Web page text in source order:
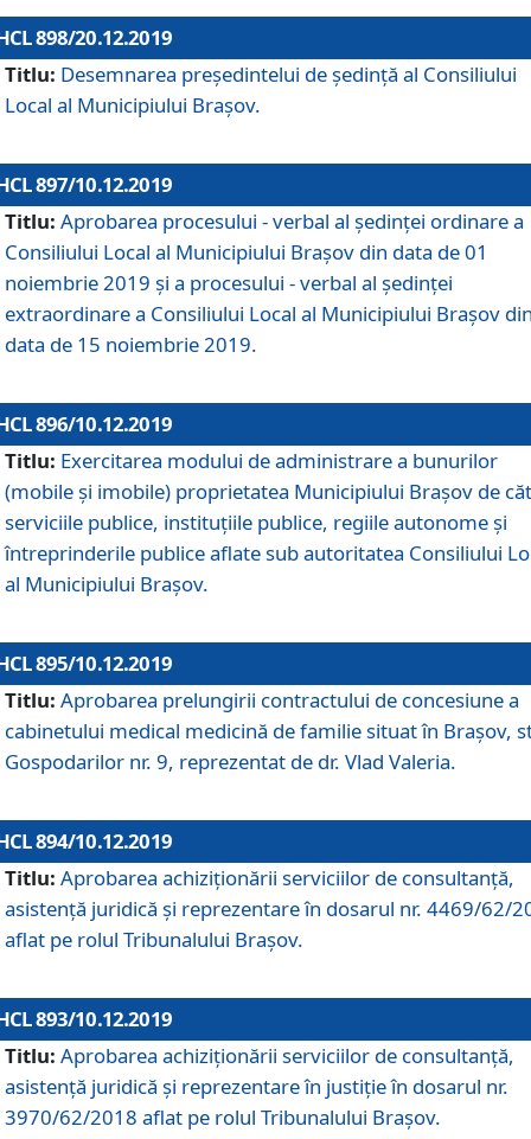
898/20.12.2019
Titlu: Desemnarea preşedintelui de şedinţă al Consiliului
Local al Municipiului Braşov.
897/10.12.2019
Titlu: Aprobarea procesului - verbal al şedinţei ordinare a
Consiliului Local al Municipiului Brașov din data de 01
noiembrie 2019 și a procesului - verbal al ședinței
extraordinare a Consiliului Local al Municipiului Brașov
data de 15 noiembrie 2019.
896/10.12.2019
Titlu: Exercitarea modului de administrare a bunurilor
(mobile și imobile) proprietatea Municipiului Brașov de
serviciile publice, instituțiile publice, regiile autonome și
întreprinderile publice aflate sub autoritatea Consiliului
al Municipiului Brașov.
895/10.12.2019
Titlu: Aprobarea prelungirii contractului de concesiune a
cabinetului medical medicină de familie situat în Braşov,
Gospodarilor nr. 9, reprezentat de dr. Vlad Valeria.
894/10.12.2019
Titlu: Aprobarea achiziţionării serviciilor de consultanţă,
asistenţă juridică şi reprezentare în dosarul nr. 4469/62/
aflat pe rolul Tribunalului Braşov.
893/10.12.2019
Titlu: Aprobarea achiziţionării serviciilor de consultanţă,
asistenţă juridică şi reprezentare în justiţie în dosarul nr.
3970/62/2018 aflat pe rolul Tribunalului Braşov.